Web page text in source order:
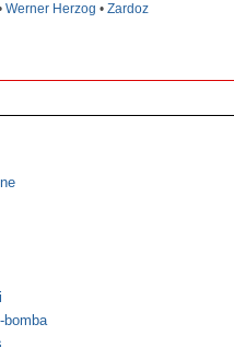
Werner Herzog • Zardoz
bomba